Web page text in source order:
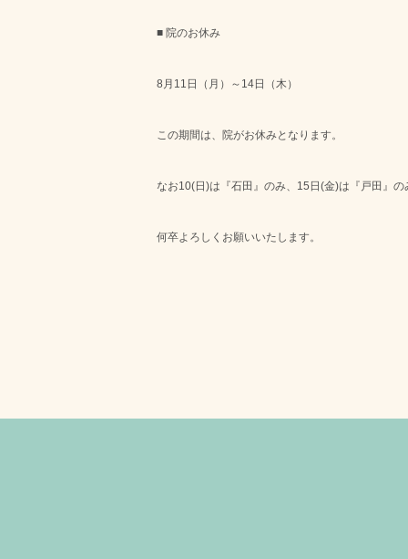
■ 院のお休み
8月11日（月）～14日（木）
この期間は、院がお休みとなります。
なお10(日)は『石田』のみ、15日(金)は『戸田』
何卒よろしくお願いいたします。